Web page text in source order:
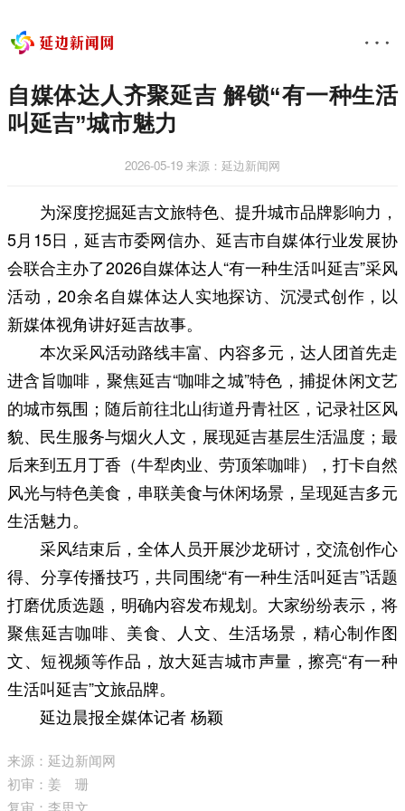
自媒体达人齐聚延吉 解锁“有一种生活
叫延吉”城市魅力
2026-05-19 来源：延边新闻网
为深度挖掘延吉文旅特色、提升城市品牌影响力，
5月15日，延吉市委网信办、延吉市自媒体行业发展协
会联合主办了2026自媒体达人“有一种生活叫延吉”采风
活动，20余名自媒体达人实地探访、沉浸式创作，以
新媒体视角讲好延吉故事。
本次采风活动路线丰富、内容多元，达人团首先走
进含旨咖啡，聚焦延吉“咖啡之城”特色，捕捉休闲文艺
的城市氛围；随后前往北山街道丹青社区，记录社区风
貌、民生服务与烟火人文，展现延吉基层生活温度；最
后来到五月丁香（牛犁肉业、劳顶笨咖啡），打卡自然
风光与特色美食，串联美食与休闲场景，呈现延吉多元
生活魅力。
采风结束后，全体人员开展沙龙研讨，交流创作心
得、分享传播技巧，共同围绕“有一种生活叫延吉”话题
打磨优质选题，明确内容发布规划。大家纷纷表示，将
聚焦延吉咖啡、美食、人文、生活场景，精心制作图
文、短视频等作品，放大延吉城市声量，擦亮“有一种
生活叫延吉”文旅品牌。
延边晨报全媒体记者 杨颖
来源：延边新闻网
初审：姜 珊
复审：李思文